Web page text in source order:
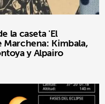
la caseta 'El
Kimbala,
y Alpairo